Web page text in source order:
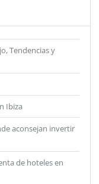
Tendencias y
Ibiza
aconsejan invertir
de hoteles en